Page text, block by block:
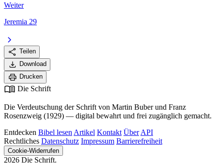
Weiter
Jeremia 29
chevron_right
share Teilen
download Download
print Drucken
menu_book Die Schrift
Die Verdeutschung der Schrift von Martin Buber und Franz
Rosenzweig (1929) — digital bewahrt und frei zugänglich gemacht.
Entdecken Bibel lesen Artikel Kontakt Über API
Rechtliches Datenschutz Impressum Barrierefreiheit
Cookie-Widerrufen
2026 Die Schrift.